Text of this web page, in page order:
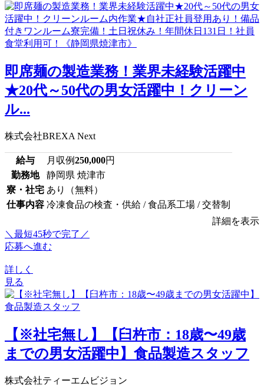
即席麺の製造業務！業界未経験活躍中
★20代～50代の男女活躍中！クリーン
ル...
株式会社BREXA Next
給与 月収例250,000円
勤務地
静岡県 焼津市
寮・社宅 あり（無料）
仕事内容 冷凍食品の検査・供給 / 食品系工場 / 交替制
詳細を表示
＼最短45秒で完了／
応募へ進む
詳しく
見る
【※社宅無し】【臼杵市：18歳〜49歳
までの男女活躍中】食品製造スタッフ
株式会社ティーエムビジョン